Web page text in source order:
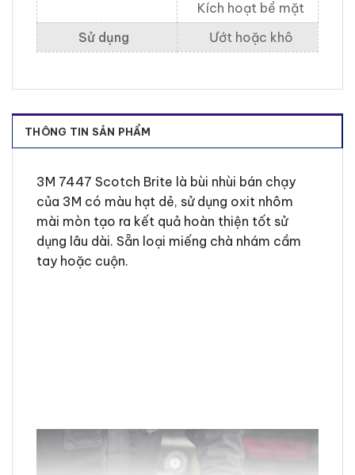
THÔNG TIN SẢN PHẨM
3M 7447 Scotch Brite là bùi nhùi bán chạy
của 3M có màu hạt dẻ, sử dụng oxit nhôm
mài mòn tạo ra kết quả hoàn thiện tốt sử
dụng lâu dài. Sẵn loại miếng chà nhám cầm
tay hoặc cuộn.
Kích hoạt bề mặt
Sử dụng
Ướt hoặc khô